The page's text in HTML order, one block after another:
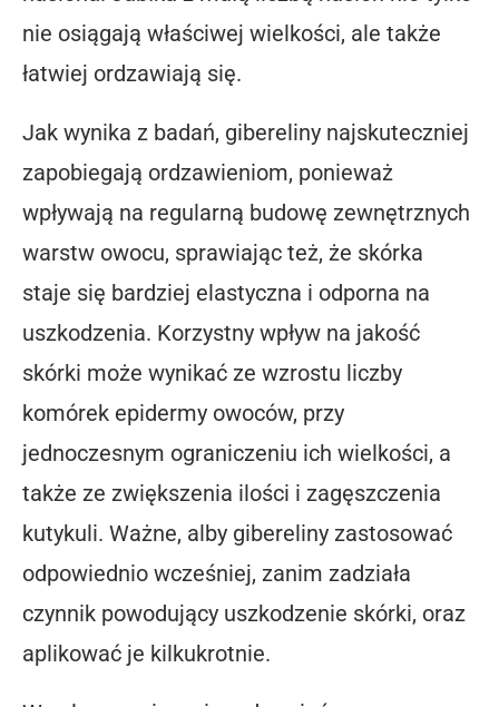
nie osiągają właściwej wielkości, ale także
łatwiej ordzawiają się.
Jak wynika z badań, gibereliny najskuteczniej
zapobiegają ordzawieniom, ponieważ
wpływają na regularną budowę zewnętrznych
warstw owocu, sprawiając też, że skórka
staje się bardziej elastyczna i odporna na
uszkodzenia. Korzystny wpływ na jakość
skórki może wynikać ze wzrostu liczby
komórek epidermy owoców, przy
jednoczesnym ograniczeniu ich wielkości, a
także ze zwiększenia ilości i zagęszczenia
kutykuli. Ważne, alby gibereliny zastosować
odpowiednio wcześniej, zanim zadziała
czynnik powodujący uszkodzenie skórki, oraz
aplikować je kilkukrotnie.